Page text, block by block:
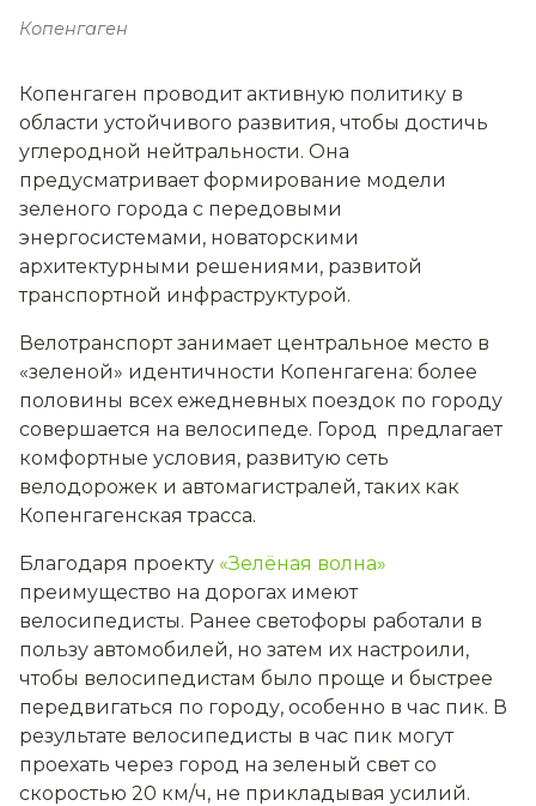
Копенгаген
Копенгаген проводит активную политику в
области устойчивого развития, чтобы достичь
углеродной нейтральности. Она
предусматривает формирование модели
зеленого города с передовыми
энергосистемами, новаторскими
архитектурными решениями, развитой
транспортной инфраструктурой.
Велотранспорт занимает центральное место в
«зеленой» идентичности Копенгагена: более
половины всех ежедневных поездок по городу
совершается на велосипеде. Город предлагает
комфортные условия, развитую сеть
велодорожек и автомагистралей, таких как
Копенгагенская трасса.
Благодаря проекту «Зелёная волна»
преимущество на дорогах имеют
велосипедисты. Ранее светофоры работали в
пользу автомобилей, но затем их настроили,
чтобы велосипедистам было проще и быстрее
передвигаться по городу, особенно в час пик. В
результате велосипедисты в час пик могут
проехать через город на зеленый свет со
скоростью 20 км/ч, не прикладывая усилий.